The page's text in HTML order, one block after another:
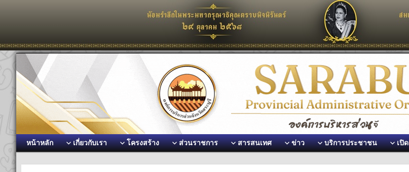
หน้าหลัก เกี่ยวกับเรา โครงสร้าง ส่วนราชการ สารสนเทศ ข่าว บริการประชาชน เปิ